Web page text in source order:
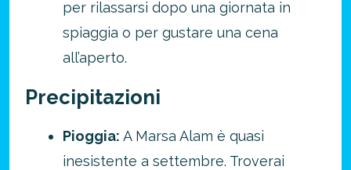
per rilassarsi dopo una giornata in
spiaggia o per gustare una cena
all’aperto.
Precipitazioni
Pioggia: A Marsa Alam è quasi
inesistente a settembre. Troverai